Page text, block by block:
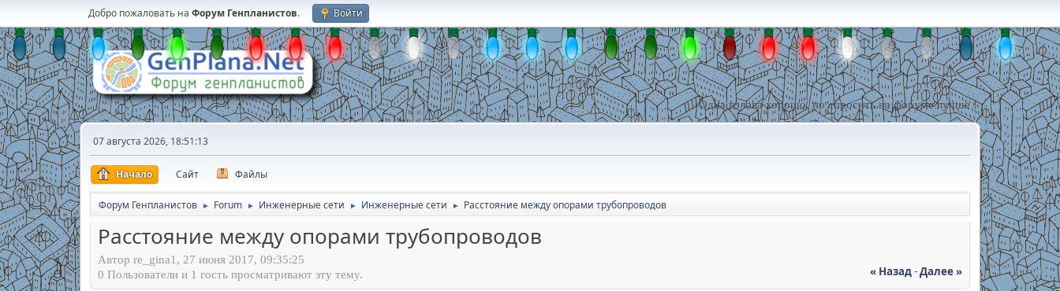
Добро пожаловать на Форум Генпланистов. Войти
Одна голова хорошо, но спросить на форуме лучше !
07 августа 2026, 18:51:13
Начало Сайт Файлы
Форум Генпланистов ► Forum ► Инженерные сети ► Инженерные сети ► Расстояние между опорами трубопроводов
Расстояние между опорами трубопроводов
Автор re_gina1, 27 июня 2017, 09:35:25
« Назад-Далее »
0 Пользователи и 1 гость просматривают эту тему.